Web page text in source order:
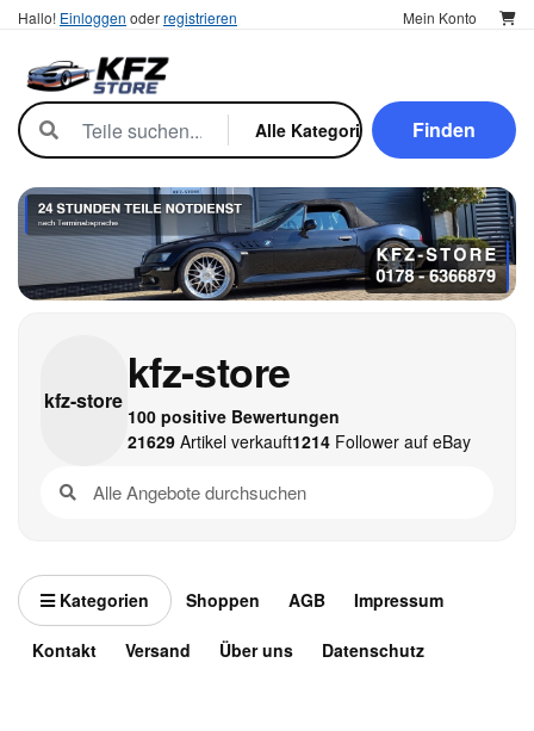
Hallo! Einloggen oderregistrieren Mein Konto
Finden
kfz-store
kfz-store
100 positive Bewertungen
21629Artikel verkauft1214Follower auf eBay
Kategorien Shoppen AGB Impressum
Kontakt Versand Über uns Datenschutz